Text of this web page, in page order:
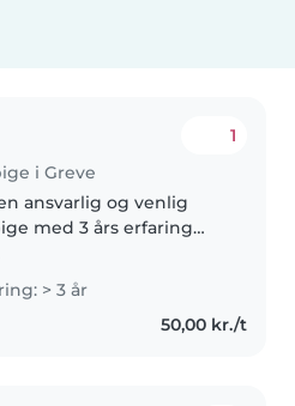
i Greve
1
ansvarlig og venlig
med 3 års erfaring
Jeg har erfaring
med særlige behov,
> 3 år
50,00 kr./t